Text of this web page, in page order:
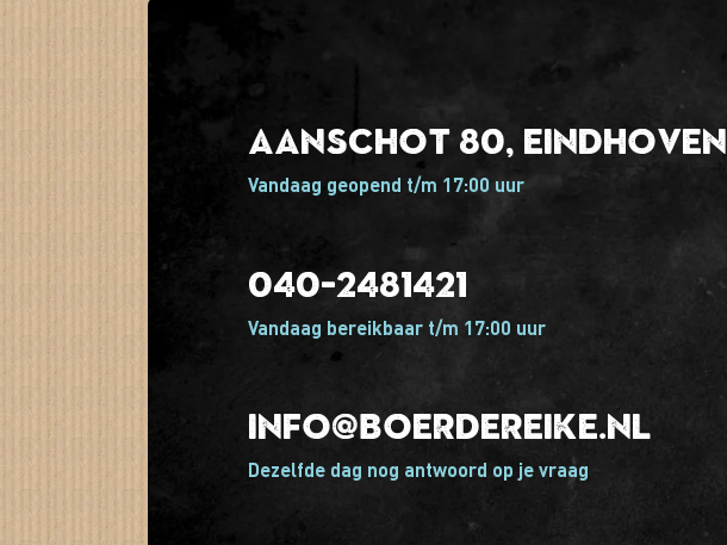
Aanschot 80, Eindhoven
Vandaag geopend t/m 17:00 uur
040-2481421
Vandaag bereikbaar t/m 17:00 uur
info@boerdereike.nl
Dezelfde dag nog antwoord op je vraag